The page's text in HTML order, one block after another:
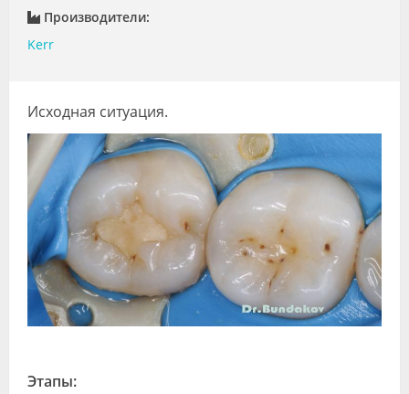
Блоги
Производители:
Kerr
Исходная ситуация.
Этапы: